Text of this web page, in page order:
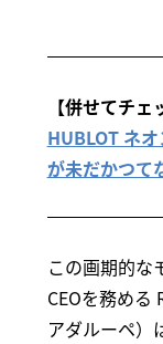
【併せてチェ
HUBLOT ネ
が未だかつて
この画期的な
CEOを務め
アダルーペ）